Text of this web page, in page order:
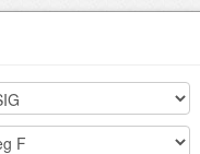
Calculation
、材料及焊缝系数，可计算
VIII的规定进行计算。
2的规定，可计算圆筒形容器
vessel for Carbon Steel